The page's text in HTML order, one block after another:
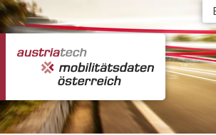
Skip to main content